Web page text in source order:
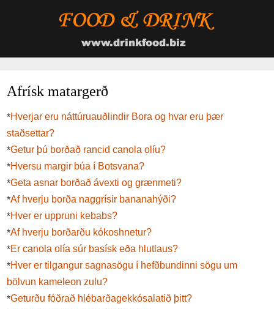
Afrísk matargerð
*Hverjar eru náttúruauðlindir Bora og hvar eru þær
staðsettar?
*Getur þú borðað rancid canola olíu?
*Hversu margir búa í Botsvana?
*Geta asnar borðað ávexti og grænmeti?
*Af hverju borða naggrísir bananahýði?
*Hver er uppruni kebabs?
*Af hverju borðarðu kókoshnetur?
*Er canola olía súr basísk eða hlutlaus?
*Hver er tilgangur sagnasögu í hefðbundinni sögu um
bölvun kameleon zulu?
*Geturðu fóðrað hlébarðagekkósalatið þitt?